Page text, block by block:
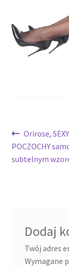
wpisu
Poprzedni
wpis:
Orirose,
POCZOCHY
subtelnym
Dodaj
Twój adres
Wymagane